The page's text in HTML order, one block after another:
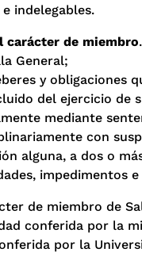
indelegables.
carácter de miembro
General;
y obligaciones
del ejercicio de
mediante
con
alguna, a dos o
impedimentos
de miembro de
conferida por la
por la